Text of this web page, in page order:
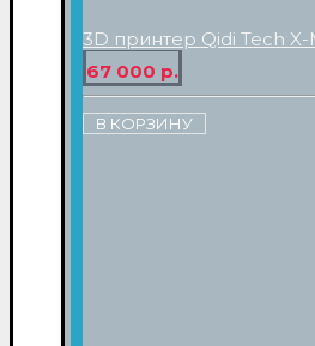
3D принтер Qidi Tech
67 000 р.
В КОРЗИНУ